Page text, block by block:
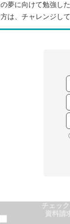
の夢に向けて勉強し
は、チャレンジし
チェッ
資料請